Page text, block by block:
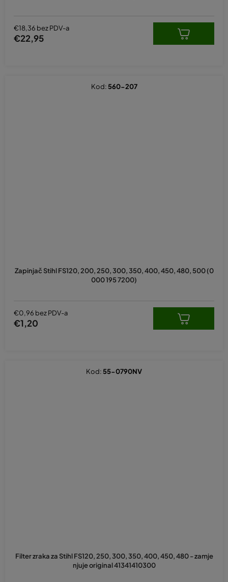
€18,36 bez PDV-a
€22,95
Zapinjač Stihl FS120, 200, 250, 300, 350, 400, 450, 480, 500 (0
000 195 7200)
€0,96 bez PDV-a
€1,20
Kod: 560-207
Filter zraka za Stihl FS120, 250, 300, 350, 400, 450, 480 - zamje
njuje original 41341410300
Kod: 55-0790NV